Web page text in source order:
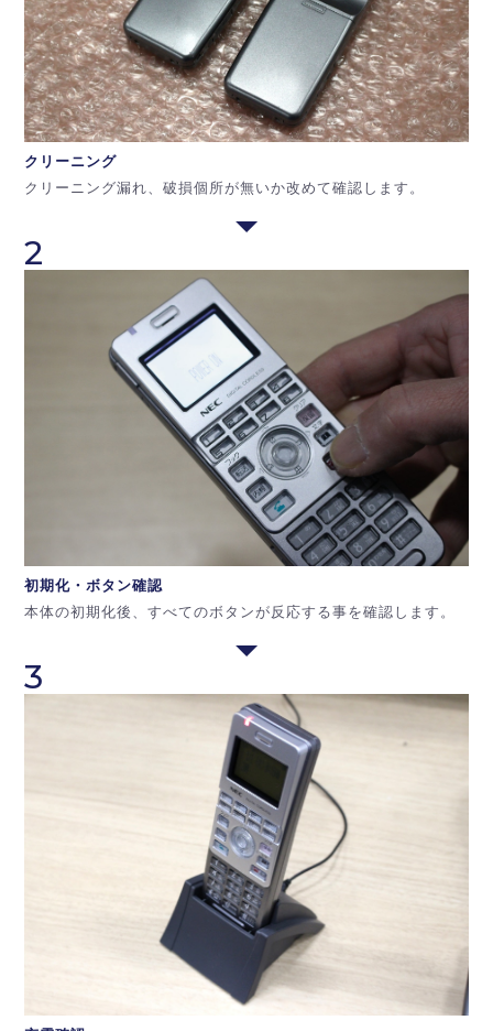
クリーニング
クリーニング漏れ、破損個所が無いか改めて確認します。
2
初期化・ボタン確認
本体の初期化後、すべてのボタンが反応する事を確認します。
3